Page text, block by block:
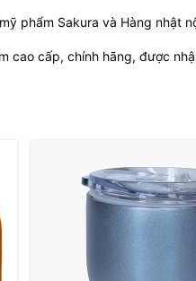
phẩm Sakura và Hàng nhật
cao cấp, chính hãng, được